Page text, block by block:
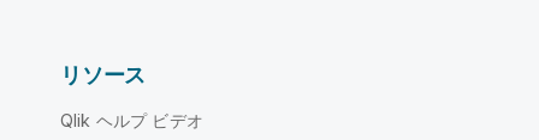
リソース
Qlik ヘルプ ビデオ